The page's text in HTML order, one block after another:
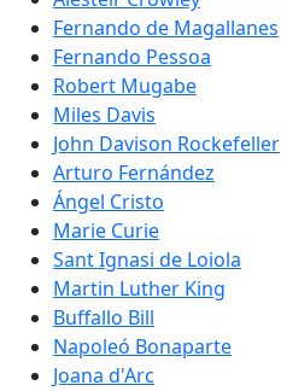
Fernando de Magallanes
Fernando Pessoa
Robert Mugabe
Miles Davis
John Davison Rockefeller
Arturo Fernández
Ángel Cristo
Marie Curie
Sant Ignasi de Loiola
Martin Luther King
Buffallo Bill
Napoleó Bonaparte
Joana d'Arc